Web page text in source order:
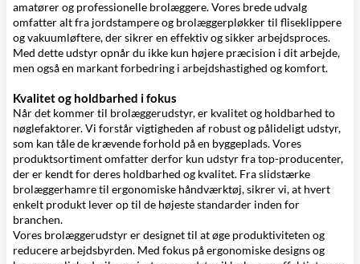
amatører og professionelle brolæggere. Vores brede udvalg
omfatter alt fra jordstampere og brolæggerpløkker til fliseklippere
og vakuumløftere, der sikrer en effektiv og sikker arbejdsproces.
Med dette udstyr opnår du ikke kun højere præcision i dit arbejde,
men også en markant forbedring i arbejdshastighed og komfort.
Kvalitet og holdbarhed i fokus
Når det kommer til brolæggerudstyr, er kvalitet og holdbarhed to
nøglefaktorer. Vi forstår vigtigheden af robust og pålideligt udstyr,
som kan tåle de krævende forhold på en byggeplads. Vores
produktsortiment omfatter derfor kun udstyr fra top-producenter,
der er kendt for deres holdbarhed og kvalitet. Fra slidstærke
brolæggerhamre til ergonomiske håndværktøj, sikrer vi, at hvert
enkelt produkt lever op til de højeste standarder inden for
branchen.
Vores brolæggerudstyr er designet til at øge produktiviteten og
reducere arbejdsbyrden. Med fokus på ergonomiske designs og